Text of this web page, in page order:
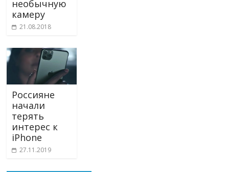
необычную
камеру
21.08.2018
Россияне
начали
терять
интерес к
iPhone
27.11.2019